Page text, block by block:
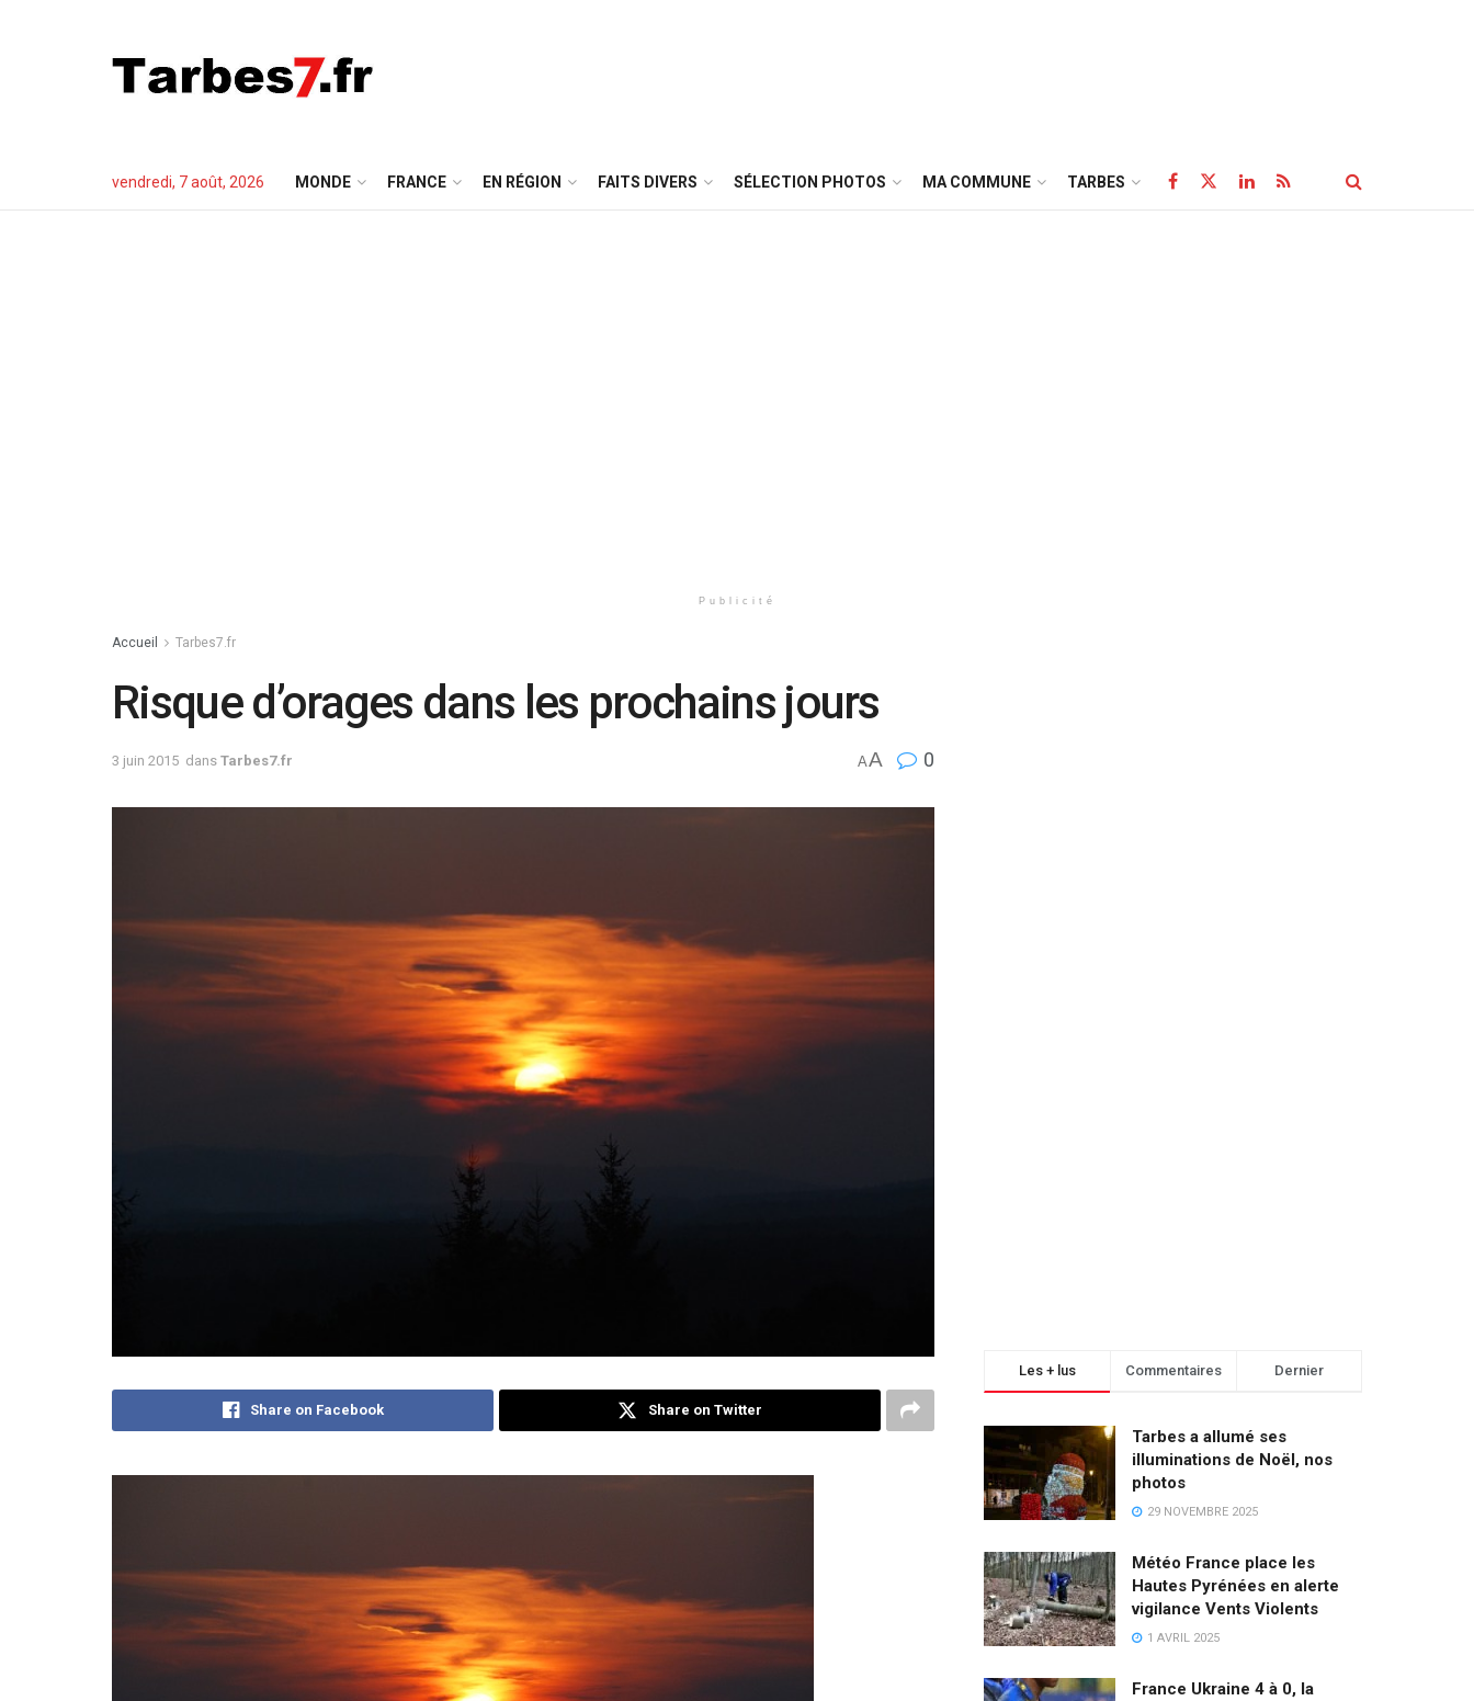
vendredi, 7 août, 2026 MONDE FRANCE EN RÉGION FAITS DIVERS SÉLECTION PHOTOS MA COMMUNE TARBES
Publicité
Accueil Tarbes7.fr
Risque d’orages dans les prochains jours
3 juin 2015 dans Tarbes7.fr AA 0
Share on Facebook Share on Twitter
Les + lus Commentaires Dernier
Tarbes a allumé ses
illuminations de Noël, nos
photos
29 NOVEMBRE 2025
Météo France place les
Hautes Pyrénées en alerte
vigilance Vents Violents
1 AVRIL 2025
France Ukraine 4 à 0, la